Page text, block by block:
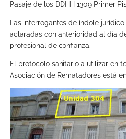
Pasaje de los DDHH 1309 Primer
Las interrogantes de índole
aclaradas con anterioridad al día
profesional de confianza.
El protocolo sanitario a utilizar en
Asociación de Rematadores está